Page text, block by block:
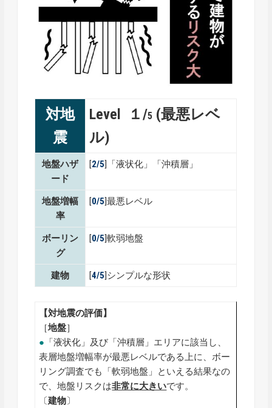
対地
震
Level １/5 (最悪レベ
ル)
地盤ハザ
ード
[2/5]「液状化」「沖積層」
地盤増幅
率
[0/5]最悪レベル
ボーリン
グ
[0/5]軟弱地盤
建物 [4/5]シンプルな形状
【対地震の評価】
［地盤］
● 「液状化」及び「沖積層」エリアに該当し、
表層地盤増幅率が最悪レベルである上に、ボー
リング調査でも「軟弱地盤」といえる結果なの
で、地盤リスクは非常に大きいです。
〔建物〕